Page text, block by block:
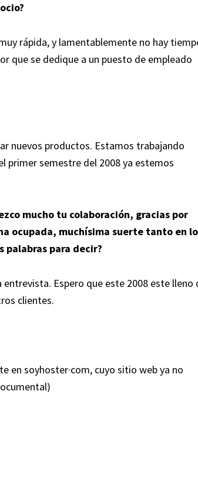
rápida, y lamentablemente no hay
que se dedique a un puesto de empleado
nuevos productos. Estamos trabajando
primer semestre del 2008 ya estemos
mucho tu colaboración, gracias por
ocupada, muchísima suerte tanto en lo
palabras para decir?
Espero que este 2008 este lleno
clientes.
en soyhoster·com, cuyo sitio web ya no